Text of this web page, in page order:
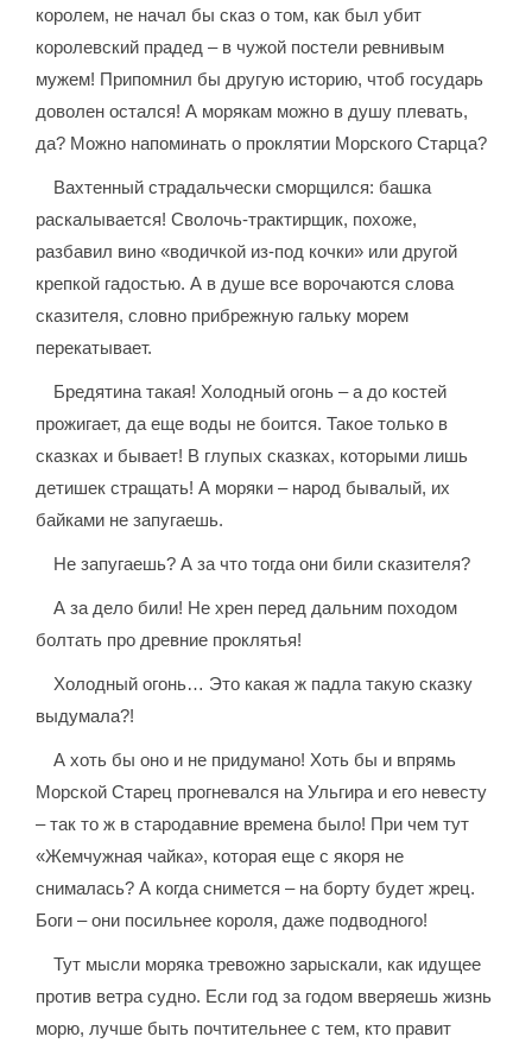
королем, не начал бы сказ о том, как был убит
королевский прадед – в чужой постели ревнивым
мужем! Припомнил бы другую историю, чтоб государь
доволен остался! А морякам можно в душу плевать,
да? Можно напоминать о проклятии Морского Старца?
Вахтенный страдальчески сморщился: башка
раскалывается! Сволочь-трактирщик, похоже,
разбавил вино «водичкой из-под кочки» или другой
крепкой гадостью. А в душе все ворочаются слова
сказителя, словно прибрежную гальку морем
перекатывает.
Бредятина такая! Холодный огонь – а до костей
прожигает, да еще воды не боится. Такое только в
сказках и бывает! В глупых сказках, которыми лишь
детишек стращать! А моряки – народ бывалый, их
байками не запугаешь.
Не запугаешь? А за что тогда они били сказителя?
А за дело били! Не хрен перед дальним походом
болтать про древние проклятья!
Холодный огонь… Это какая ж падла такую сказку
выдумала?!
А хоть бы оно и не придумано! Хоть бы и впрямь
Морской Старец прогневался на Ульгира и его невесту
– так то ж в стародавние времена было! При чем тут
«Жемчужная чайка», которая еще с якоря не
снималась? А когда снимется – на борту будет жрец.
Боги – они посильнее короля, даже подводного!
Тут мысли моряка тревожно зарыскали, как идущее
против ветра судно. Если год за годом вверяешь жизнь
морю, лучше быть почтительнее с тем, кто правит